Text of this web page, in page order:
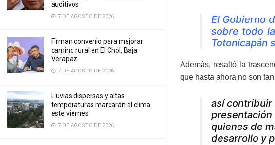
auditivos
7 DE AGOSTO DE 2026
Firman convenio para mejorar
camino rural en El Chol, Baja
Verapaz
7 DE AGOSTO DE 2026
Lluvias dispersas y altas
temperaturas marcarán el clima
este viernes
7 DE AGOSTO DE 2026
El Gobierno
sobre todo
Totonicapán
Además, resaltó la
que hasta ahora no son
así contribuir
presentación
quienes de
desarrollo y